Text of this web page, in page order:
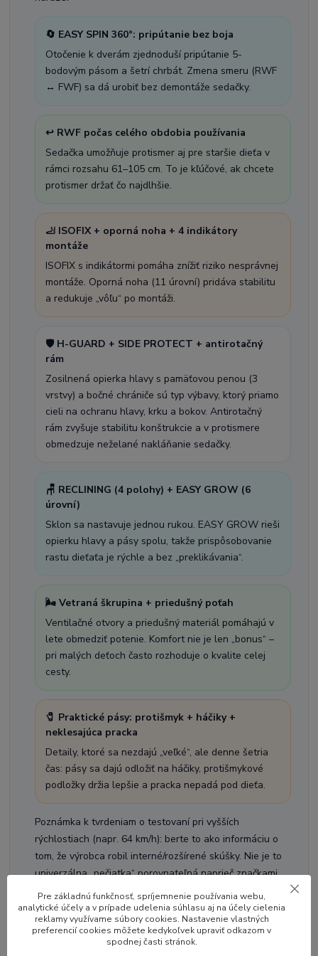
🔄 EASY SPIN 360°: pripútanie bez boja
Otočenie k dverám zjednoduší pripútanie 5-
bodovým pásom a šetrí chrbát. Zmena smeru (RWF
↔ FWF) sa dá urobiť bez demontáže sedačky.
↩️ RWF počas celého obdobia používania
Sedačka umožňuje protismer aj pre staršie dieťa v
rámci rozsahu 61–105 cm. To je kľúčové, ak chcete
protismer držať čo najdlhšie.
🦶 ISOFIX + oporná noha + 4 indikátory
montáže
ISOFIX s indikátormi pomáha znížiť riziko nesprávnej
montáže. Oporná noha (11 úrovní) pridáva stabilitu
a redukuje „vôľu“ po montáži.
🛡️ H-GUARD + SIDE PROTECT + antirotačný
rám
Zosilnená opierka hlavy s pamäťovou penou (3
vrstvy) a bočné chrániče sú typ výbavy, ktorý priamo
cieli na ochranu hlavy, krku a bokov. Antirotačný
rám zvyšuje stabilitu konštrukcie a v protismere
obmedzuje neželané nakláňanie sedačky.
🪑 RECLINING (4 polohy) + EASY GROW (6
úrovní)
Sklon sa nastavuje jednou rukou. EASY GROW rieši
opierku hlavy a pásy spolu, takže prispôsobovanie
rastu dieťaťa je rýchle a bez „preklikávania“.
🌬️ Vetraná škrupina + priedušný poťah
Ventilačné otvory a priedušný materiál pomáhajú v
lete obmedziť potenie. Komfort nie je len „bonus“ –
pri malých deťoch často rozhoduje o kvalite celej
cesty.
🧷 Praktické pásy: protišmyk + háčiky +
neklesajúca pracka
Detaily, ktoré sa nezdajú „veľké“, ale denne šetria
čas: pásy sa dajú odložiť na háčiky, protišmykové
podložky držia lepšie a pracka nepadá pod dieťa.
Poznámka k tvrdeniam o testovaní pri vyšších
rýchlostiach (napr. 64 km/h): berte to ako informáciu o
tom, že výrobca robil interné/rozšírené skúšky. Nie je to
univerzálna „pečiatka“ porovnateľná naprieč značkami,
pokiaľ nemáme rovnakú metodiku a podmienky testu.
Pre základnú funkčnosť, spríjemnenie používania webu,
analytické účely a v prípade udelenia súhlasu aj na účely cielenia
reklamy využívame súbory cookies. Nastavenie vlastných
preferencií cookies môžete kedykoľvek upraviť odkazom v
spodnej časti stránok.